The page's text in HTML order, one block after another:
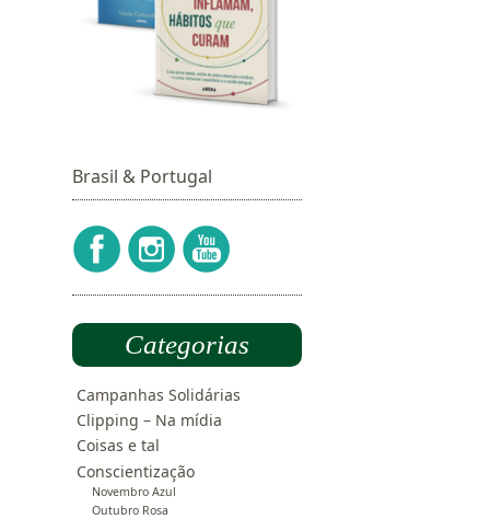
Brasil & Portugal
Categorias
Campanhas Solidárias
Clipping – Na mídia
Coisas e tal
Conscientização
Novembro Azul
Outubro Rosa